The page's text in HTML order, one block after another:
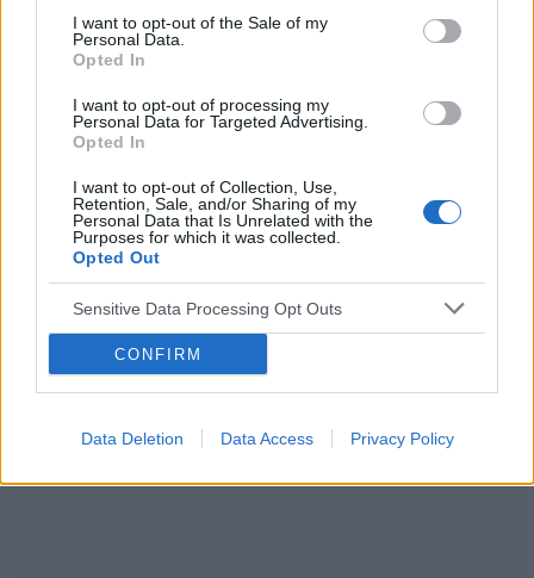
I want to opt-out of the Sale of my
Personal Data.
Opted In
I want to opt-out of processing my
Personal Data for Targeted Advertising.
Opted In
I want to opt-out of Collection, Use,
Retention, Sale, and/or Sharing of my
Personal Data that Is Unrelated with the
Purposes for which it was collected.
Opted Out
Sensitive Data Processing Opt Outs
CONFIRM
Data Deletion Data Access Privacy Policy
Tematy miesiączka ginekologia
Reklama: